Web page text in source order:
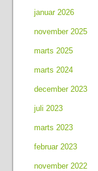
januar 2026
november 2025
marts 2025
marts 2024
december 2023
juli 2023
marts 2023
februar 2023
november 2022